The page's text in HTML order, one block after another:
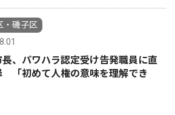
・磯子区
長、パワハラ認定受け告発職員に直
「初めて人権の意味を理解でき